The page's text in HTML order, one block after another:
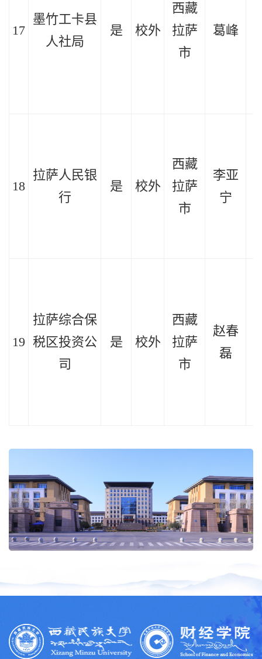
17
墨竹工卡县
人社局
是 校外
西藏
拉萨
市
葛峰
18
拉萨人民银
行
是 校外
西藏
拉萨
市
李亚
宁
19
拉萨综合保
税区投资公
司
是 校外
西藏
拉萨
市
赵春
磊